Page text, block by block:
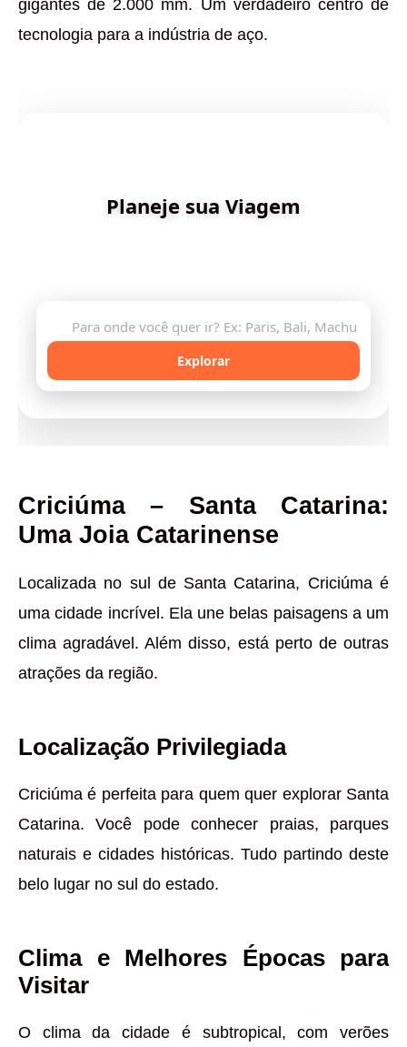
gigantes de 2.000 mm. Um verdadeiro centro de
tecnologia para a indústria de aço.
Planeje sua Viagem
Explorar
Criciúma – Santa Catarina:
Uma Joia Catarinense
Localizada no sul de Santa Catarina, Criciúma é
uma cidade incrível. Ela une belas paisagens a um
clima agradável. Além disso, está perto de outras
atrações da região.
Localização Privilegiada
Criciúma é perfeita para quem quer explorar Santa
Catarina. Você pode conhecer praias, parques
naturais e cidades históricas. Tudo partindo deste
belo lugar no sul do estado.
Clima e Melhores Épocas para
Visitar
O clima da cidade é subtropical, com verões